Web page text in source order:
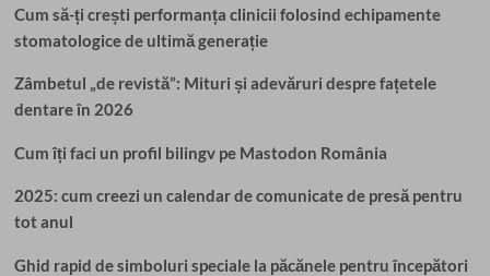
Cum să-ți crești performanța clinicii folosind echipamente
stomatologice de ultimă generație
Zâmbetul „de revistă”: Mituri și adevăruri despre fațetele
dentare în 2026
Cum îți faci un profil bilingv pe Mastodon România
2025: cum creezi un calendar de comunicate de presă pentru
tot anul
Ghid rapid de simboluri speciale la păcănele pentru începători